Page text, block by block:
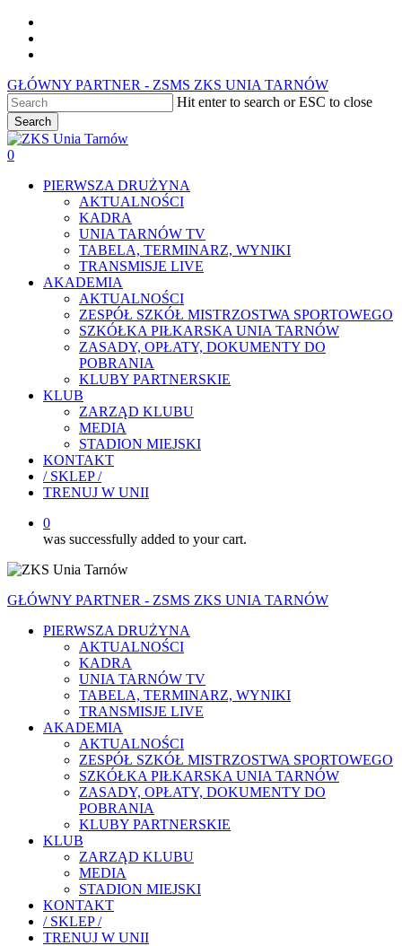
Skip
main
GŁÓWNY PARTNER - ZSMS ZKS UNIA TARNÓW
Hit enter to search or ESC to close
Search
Close
Search
0
PIERWSZA DRUŻYNA
AKTUALNOŚCI
KADRA
UNIA TARNÓW TV
TABELA, TERMINARZ, WYNIKI
TRANSMISJE LIVE
AKADEMIA
AKTUALNOŚCI
ZESPÓŁ SZKÓŁ MISTRZOSTWA SPORTOWEGO
SZKÓŁKA PIŁKARSKA UNIA TARNÓW
ZASADY, OPŁATY, DOKUMENTY DO
POBRANIA
KLUBY PARTNERSKIE
KLUB
ZARZĄD KLUBU
MEDIA
STADION MIEJSKI
KONTAKT
/ SKLEP /
TRENUJ W UNII
0
was successfully added to your cart.
GŁÓWNY PARTNER - ZSMS ZKS UNIA TARNÓW
PIERWSZA DRUŻYNA
AKTUALNOŚCI
KADRA
UNIA TARNÓW TV
TABELA, TERMINARZ, WYNIKI
TRANSMISJE LIVE
AKADEMIA
AKTUALNOŚCI
ZESPÓŁ SZKÓŁ MISTRZOSTWA SPORTOWEGO
SZKÓŁKA PIŁKARSKA UNIA TARNÓW
ZASADY, OPŁATY, DOKUMENTY DO
POBRANIA
KLUBY PARTNERSKIE
KLUB
ZARZĄD KLUBU
MEDIA
STADION MIEJSKI
KONTAKT
/ SKLEP /
TRENUJ W UNII